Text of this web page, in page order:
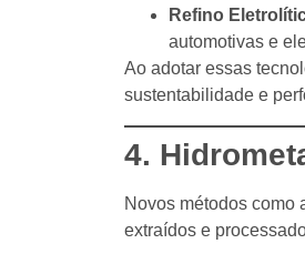
Refino
automotivas e
Ao adotar essas
sustentabilidade e
4.
Novos métodos como
extraídos e